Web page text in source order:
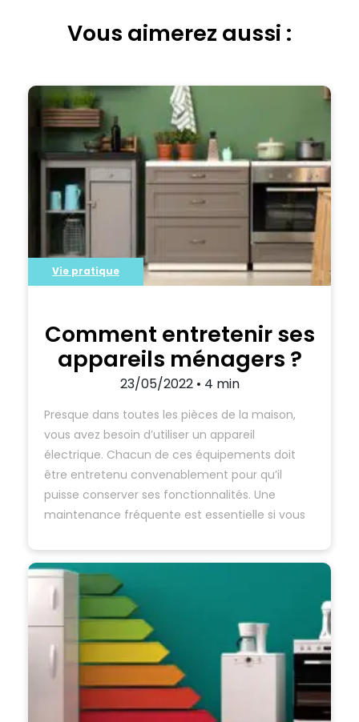
Vous aimerez aussi :
Comment entretenir ses
appareils ménagers ?
Vie pratique
23/05/2022 • 4 min
Presque dans toutes les pièces de la maison,
vous avez besoin d’utiliser un appareil
électrique. Chacun de ces équipements doit
être entretenu convenablement pour qu’il
puisse conserver ses fonctionnalités. Une
maintenance fréquente est essentielle si vous
appareils ménagers plus longtemps. Le
détartrage Spécialement pour les machines…